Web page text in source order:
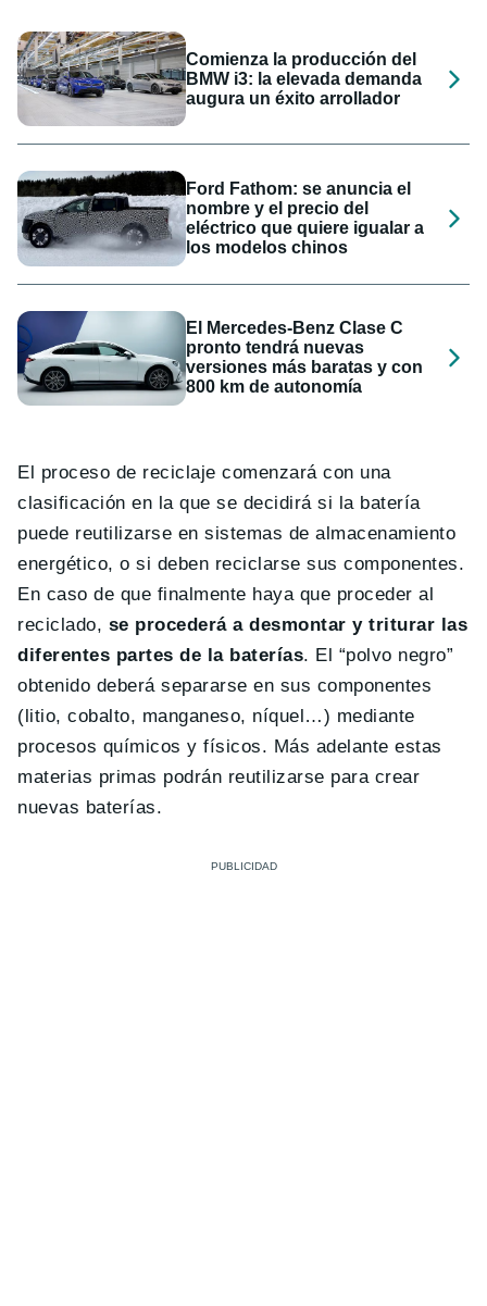
Comienza la producción del
BMW i3: la elevada demanda
augura un éxito arrollador
Ford Fathom: se anuncia el
nombre y el precio del
eléctrico que quiere igualar a
los modelos chinos
El Mercedes-Benz Clase C
pronto tendrá nuevas
versiones más baratas y con
800 km de autonomía
El proceso de reciclaje comenzará con una
clasificación en la que se decidirá si la batería
puede reutilizarse en sistemas de almacenamiento
energético, o si deben reciclarse sus componentes.
En caso de que finalmente haya que proceder al
reciclado, se procederá a desmontar y triturar las
diferentes partes de la baterías. El “polvo negro”
obtenido deberá separarse en sus componentes
(litio, cobalto, manganeso, níquel…) mediante
procesos químicos y físicos. Más adelante estas
materias primas podrán reutilizarse para crear
nuevas baterías.